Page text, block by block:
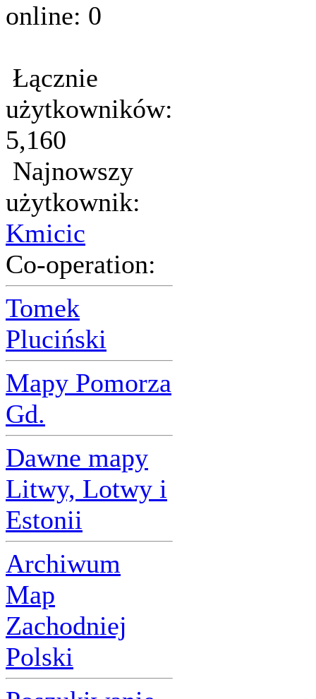
online: 0
Łącznie
użytkowników:
5,160
Najnowszy
użytkownik:
Kmicic
Co-operation:
Tomek
Pluciński
Mapy Pomorza
Gd.
Dawne mapy
Litwy, Lotwy i
Estonii
Archiwum
Map
Zachodniej
Polski